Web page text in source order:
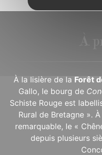
À
À la lisière de la Forêt
Gallo, le bourg de
Schiste Rouge est
Rural de Bretagne ».
remarquable, le «
depuis plusieurs